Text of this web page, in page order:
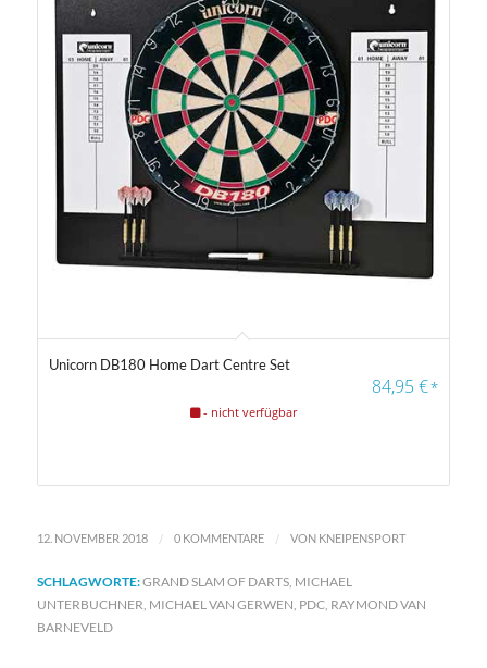
4.56
Unicorn DB180 Home Dart Centre Set
84,95€*
- nicht verfügbar
12. NOVEMBER 2018 / 0 KOMMENTARE / VON KNEIPENSPORT
SCHLAGWORTE:GRAND SLAM OF DARTS, MICHAEL
UNTERBUCHNER MICHAEL VAN GERWEN PDC, RAYMOND VAN
BARNEVELD